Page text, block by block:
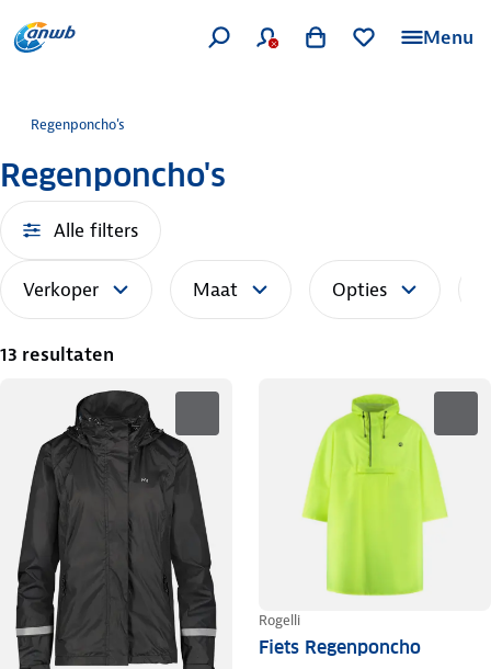
Menu
Regenponcho's
Regenponcho's
Alle filters
Verkoper Maat Opties
13 resultaten
Rogelli
Fiets Regenponcho